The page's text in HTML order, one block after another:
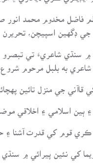
فاضل مخدوم محمد انور
جي ڊگهين اسپيچن، تحريرن
۾ سنڌي شاعريءَ تي
به بلبل مرحوم شروع
قاآني جي منزل تائين
۽ ٻين اسلامي ۽ اخلاقي
ڪري قوم کي قدرت آشنا ۽
کي نئين پيرائي ۾ سنڌي